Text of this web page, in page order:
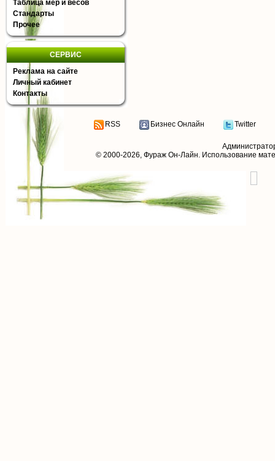
Таблица мер и весов
Стандарты
Прочее
СЕРВИС
Реклама на сайте
Личный кабинет
Контакты
RSS Бизнес Онлайн Twitter
© 2000-2026, Фураж Он-Лайн. Использование